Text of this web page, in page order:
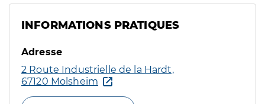
INFORMATIONS PRATIQUES
Adresse
2 Route Industrielle de la Hardt,
67120 Molsheim